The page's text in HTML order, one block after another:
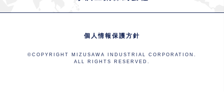
個人情報保護方針
©COPYRIGHT MIZUSAWA INDUSTRIAL CORPORATION.
ALL RIGHTS RESERVED.